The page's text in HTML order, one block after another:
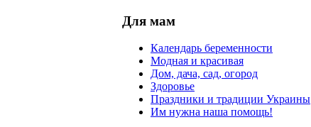
Для мам
Календарь беременности
Модная и красивая
Дом, дача, сад, огород
Здоровье
Праздники и традиции Украины
Им нужна наша помощь!